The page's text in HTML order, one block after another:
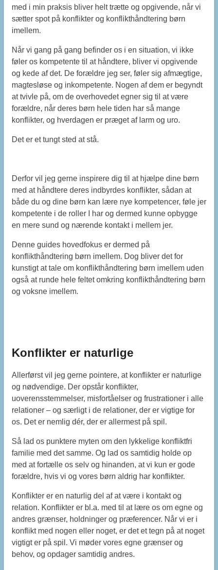
med i min praksis bliver helt trætte og opgivende, når vi
sætter spot på konflikter og konflikthåndtering børn
imellem.
Når vi gang på gang befinder os i en situation, vi ikke
føler os kompetente til at håndtere, bliver vi opgivende
og kede af det. De forældre jeg ser, føler sig afmægtige,
magtesløse og inkompetente. Nogen af dem er begyndt
at tvivle på, om de overhovedet egner sig til at være
forældre, når deres børn hele tiden har så mange
konflikter, og hverdagen er præget af larm og uro.
Det er et tungt sted at stå.
Derfor vil jeg gerne inspirere dig til at hjælpe dine børn
med at håndtere deres indbyrdes konflikter, sådan at
både du og dine børn kan lære nye kompetencer, føle jer
kompetente i de roller I har og dermed kunne opbygge
en mere sund og nærende kontakt i mellem jer.
Denne guides hovedfokus er dermed på
konflikthåndtering børn imellem. Dog bliver det for
kunstigt at tale om konflikthåndtering børn imellem uden
også at runde hele feltet omkring konflikthåndtering børn
og voksne imellem.
Konflikter er naturlige
Allerførst vil jeg gerne pointere, at konflikter er naturlige
og nødvendige. Der opstår konflikter,
uoverensstemmelser, misfortåelser og frustrationer i alle
relationer – og særligt i de relationer, der er vigtige for
os. Det er nemlig dér, der er allermest på spil.
Så lad os punktere myten om den lykkelige konfliktfri
familie med det samme. Og lad os samtidig holde op
med at fortælle os selv og hinanden, at vi kun er gode
forældre, hvis vi og vores børn aldrig har konflikter.
Konflikter er en naturlig del af at være i kontakt og
relation. Konflikter er bl.a. med til at lære os om egne og
andres grænser, holdninger og præferencer. Når vi er i
konflikt med nogen eller noget, er det et tegn på at noget
vigtigt er på spil. Vi møder vores egne grænser og
behov, og opdager samtidig andres.